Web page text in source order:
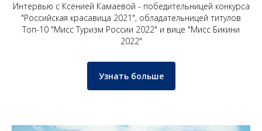
Интервью с Ксенией Камаевой - победительницей конкурса
"Российская красавица 2021", обладательницей титулов
Топ-10 "Мисс Туризм России 2022" и вице "Мисс Бикини
2022"
Узнать больше